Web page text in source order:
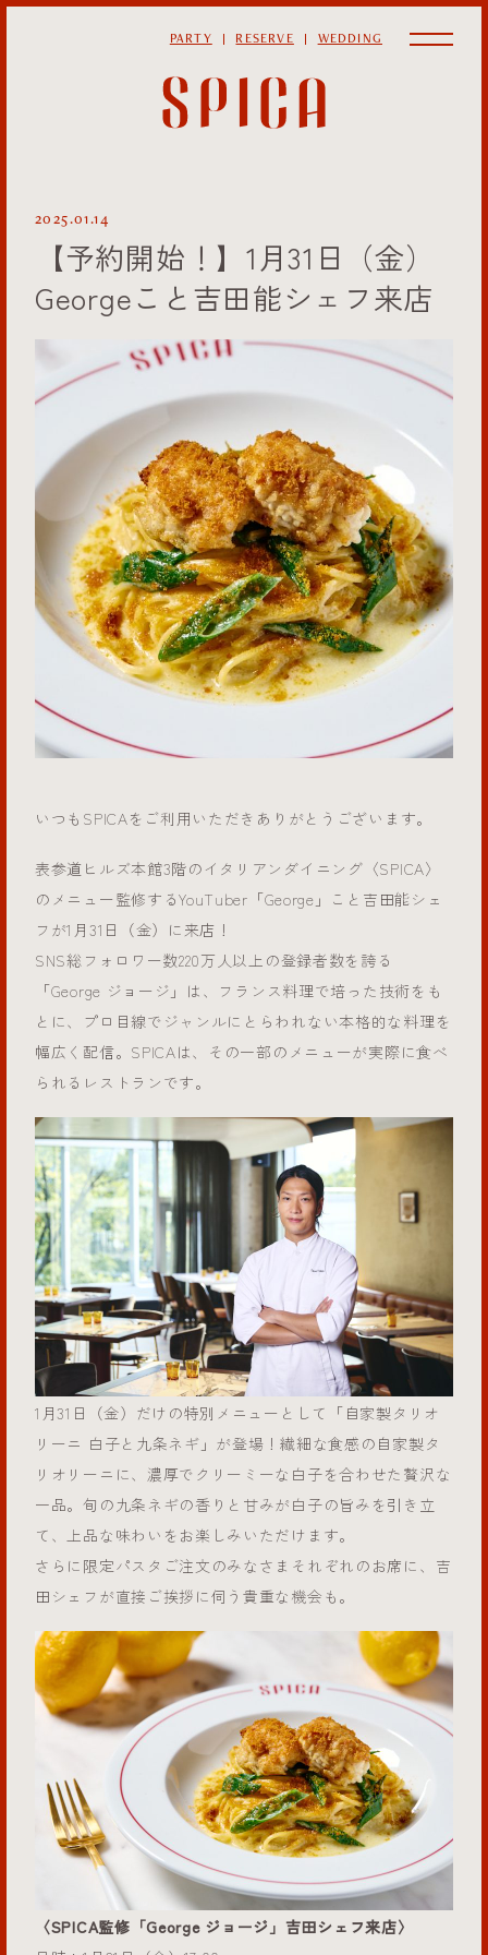
PARTY RESERVE WEDDING
2025.01.14
【予約開始！】1月31日（金）
Georgeこと吉田能シェフ来店
いつもSPICAをご利用いただきありがとうございます。
表参道ヒルズ本館3階のイタリアンダイニング〈SPICA〉
のメニュー監修するYouTuber「George」こと吉田能シェ
フが1月31日（金）に来店！
SNS総フォロワー数220万人以上の登録者数を誇る
「George ジョージ」は、フランス料理で培った技術をも
とに、プロ目線でジャンルにとらわれない本格的な料理を
幅広く配信。SPICAは、その一部のメニューが実際に食べ
られるレストランです。
1月31日（金）だけの特別メニューとして「自家製タリオ
リーニ 白子と九条ネギ」が登場！繊細な食感の自家製タ
リオリーニに、濃厚でクリーミーな白子を合わせた贅沢な
一品。旬の九条ネギの香りと甘みが白子の旨みを引き立
て、上品な味わいをお楽しみいただけます。
さらに限定パスタご注文のみなさまそれぞれのお席に、吉
田シェフが直接ご挨拶に伺う貴重な機会も。
〈SPICA監修「George ジョージ」吉田シェフ来店〉